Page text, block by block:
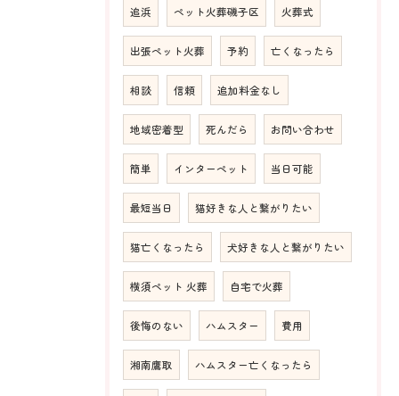
追浜 ペット火葬磯子区 火葬式
出張ペット火葬 予約 亡くなったら
相談 信頼 追加料金なし
地域密着型 死んだら お問い合わせ
簡単 インターペット 当日可能
最短当日 猫好きな人と繋がりたい
猫亡くなったら 犬好きな人と繋がりたい
横須ペット 火葬 自宅で火葬
後悔のない ハムスター 費用
湘南鷹取 ハムスター亡くなったら